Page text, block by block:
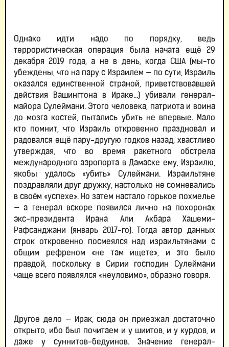
Однако идти надо по порядку, ведь
террористическая операция была начата ещё 29
декабря 2019 года, а не в день, когда США (мы-то
убеждены, что на пару с Израилем — по сути, Израиль
оказался единственной страной, приветствовавшей
действия Вашингтона в Ираке…) убивали генерал-
майора Сулеймани. Этого человека, патриота и воина
до мозга костей, пытались убить не впервые. Мало
кто помнит, что Израиль откровенно праздновал и
радовался ещё пару-другую годков назад, хвастливо
утверждая, что во время ракетного обстрела
международного аэропорта в Дамаске ему, Израилю,
якобы удалось «убить» Сулеймани. Израильтяне
поздравляли друг дружку, настолько не сомневались
в своём «успехе». Но затем настало горькое похмелье
— а генерал вскоре появился лично на похоронах
экс-президента Ирана Али Акбара Хашеми-
Рафсанджани (январь 2017-го). Тогда автор данных
строк откровенно посмеялся над израильтянами с
общим рефреном «не там ищете», и это было
правдой, поскольку в Сирии господин Сулеймани
чаще всего появлялся «неуловимо», образно говоря.
Другое дело — Ирак, сюда он приезжал достаточно
открыто, ибо был почитаем и у шиитов, и у курдов, и
даже у суннитов-бедуинов. Значение генерал-